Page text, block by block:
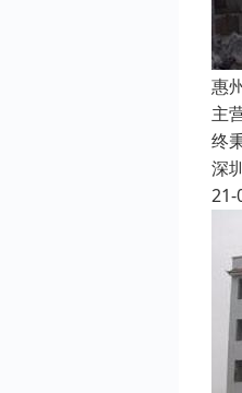
惠
主
终
深
21-